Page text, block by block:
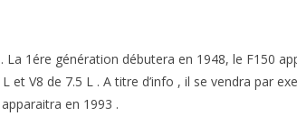
1ére génération débutera en 1948, le F150
V8 de 7.5 L . A titre d’info , il se vendra par
en 1993 .